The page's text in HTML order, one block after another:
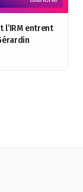
l’IRM entrent